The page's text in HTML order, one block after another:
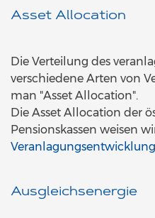
Asset Allocation
Die Verteilung des
verschiedene Arten von
man "Asset Allocation".
Die Asset Allocation der
Pensionskassen weisen
Ausgleichsenergie